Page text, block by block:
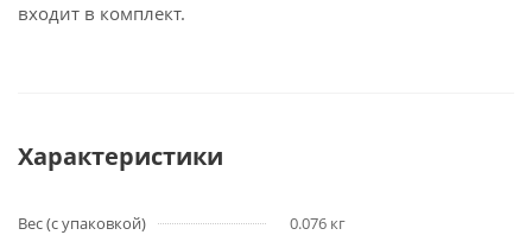
входит в комплект.
Характеристики
Вес (с упаковкой)
0.076 кг